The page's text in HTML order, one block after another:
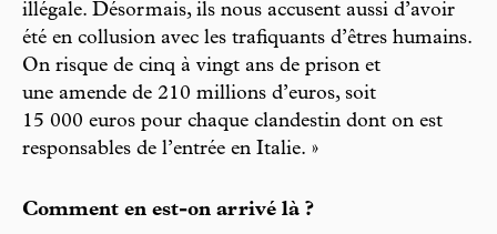
illégale. Désormais, ils nous accusent aussi d’avoir
été en collusion avec les trafiquants d’êtres humains.
On risque de cinq à vingt ans de prison et
une amende de 210 millions d’euros, soit
15 000 euros pour chaque clandestin dont on est
responsables de l’entrée en Italie. »
Comment en est-on arrivé là ?